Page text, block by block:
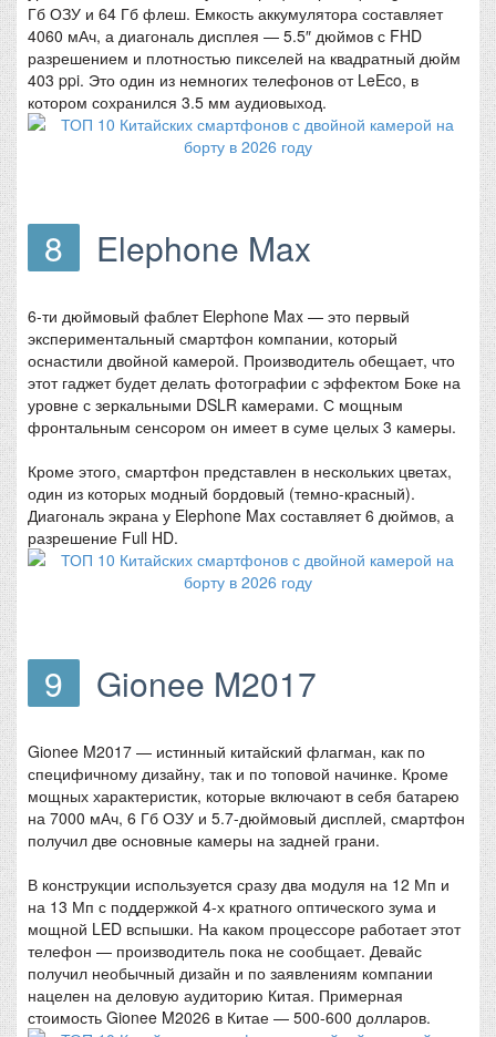
Гб ОЗУ и 64 Гб флеш. Емкость аккумулятора составляет
4060 мАч, а диагональ дисплея — 5.5″ дюймов с FHD
разрешением и плотностью пикселей на квадратный дюйм
403 ppi. Это один из немногих телефонов от LeEco, в
котором сохранился 3.5 мм аудиовыход.
8 Elephone Max
6-ти дюймовый фаблет Elephone Max — это первый
экспериментальный смартфон компании, который
оснастили двойной камерой. Производитель обещает, что
этот гаджет будет делать фотографии с эффектом Боке на
уровне с зеркальными DSLR камерами. С мощным
фронтальным сенсором он имеет в суме целых 3 камеры.
Кроме этого, смартфон представлен в нескольких цветах,
один из которых модный бордовый (темно-красный).
Диагональ экрана у Elephone Max составляет 6 дюймов, а
разрешение Full HD.
9 Gionee M2017
Gionee M2017 — истинный китайский флагман, как по
специфичному дизайну, так и по топовой начинке. Кроме
мощных характеристик, которые включают в себя батарею
на 7000 мАч, 6 Гб ОЗУ и 5.7-дюймовый дисплей, смартфон
получил две основные камеры на задней грани.
В конструкции используется сразу два модуля на 12 Мп и
на 13 Мп с поддержкой 4-х кратного оптического зума и
мощной LED вспышки. На каком процессоре работает этот
телефон — производитель пока не сообщает. Девайс
получил необычный дизайн и по заявлениям компании
нацелен на деловую аудиторию Китая. Примерная
стоимость Gionee M2026 в Китае — 500-600 долларов.